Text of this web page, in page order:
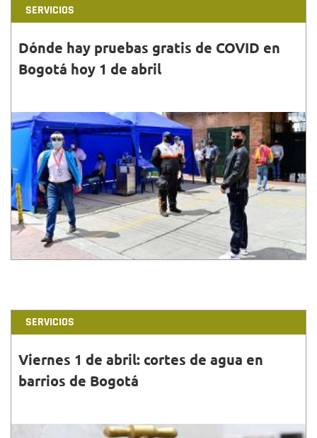
SERVICIOS
Dónde hay pruebas gratis de COVID en
Bogotá hoy 1 de abril
31•MAR•2022
Aquí te compartimos los puntos y horarios
habilitados para la toma de prueba COVID -19 para
hoy 1 de abril en Bogotá.
SERVICIOS
Viernes 1 de abril: cortes de agua en
barrios de Bogotá